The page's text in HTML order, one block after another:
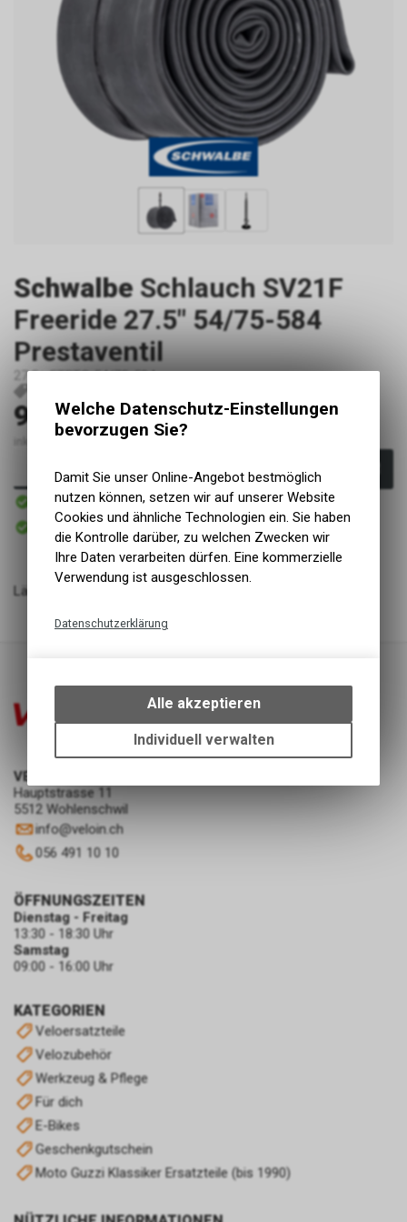
Schwalbe Schlauch SV21F
Freeride 27.5" 54/75-584
Prestaventil
27.5+ ETRTO 54/75-584
9.20CHF
inkl. MwSt., zzgl. Versandkosten
In den Warenkorb
1 - 3 Tage
Abholbereit
Abholung VELOIN Zweirad-Werkstatt
Länge Ventil: 40mm
VELOIN Zweirad-Werkstatt
Hauptstrasse 11
5512 Wohlenschwil
info@veloin.ch
056 491 10 10
KATEGORIEN
Veloersatzteile
Velozubehör
Werkzeug & Pflege
Für dich
E-Bikes
Geschenkgutschein
Moto Guzzi Klassiker Ersatzteile (bis 1990)
ÖFFNUNGSZEITEN
Dienstag - Freitag
13:30 - 18:30 Uhr
Samstag
09:00 - 16:00 Uhr
Welche Datenschutz-Einstellungen
bevorzugen Sie?
Damit Sie unser Online-Angebot bestmöglich
nutzen können, setzen wir auf unserer Website
Cookies und ähnliche Technologien ein. Sie haben
die Kontrolle darüber, zu welchen Zwecken wir
Ihre Daten verarbeiten dürfen. Eine kommerzielle
Verwendung ist ausgeschlossen.
Datenschutzerklärung
bestimmte Interaktionen und
Einstellungen auf Ihrem Gerät,
um die grundlegenden
Funktionen unseres Online-
Alle akzeptieren
Individuell verwalten